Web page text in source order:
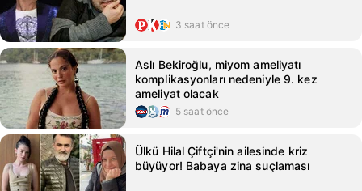
3 saat önce
Aslı Bekiroğlu, miyom ameliyatı
komplikasyonları nedeniyle 9. kez
ameliyat olacak
5 saat önce
Ülkü Hilal Çiftçi'nin ailesinde kriz
büyüyor! Babaya zina suçlaması